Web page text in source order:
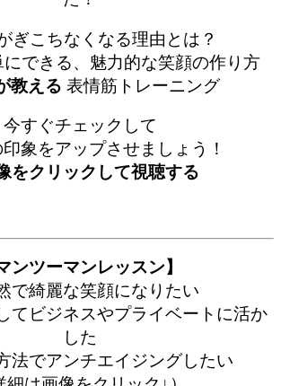
ぎこちなくなる理由とは？
にできる、魅力的な笑顔の作り方
教える 表情筋トレーニング
今すぐチェックして
象をアップさせましょう！
をクリックして視聴する
ンツーマンレッスン】
で綺麗な笑顔になりたい
てビジネスやプライベートに活か
した
法でアンチエイジングしたい